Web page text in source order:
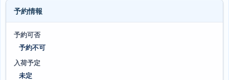
予約情報
予約可否
予約不可
入荷予定
未定